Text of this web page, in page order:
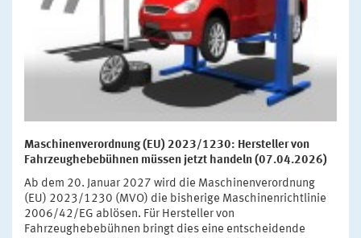
Maschinenverordnung (EU) 2023/1230: Hersteller von
Fahrzeughebebühnen müssen jetzt handeln (07.04.2026)
Ab dem 20. Januar 2027 wird die Maschinenverordnung
(EU) 2023/1230 (MVO) die bisherige Maschinenrichtlinie
2006/42/EG ablösen. Für Hersteller von
Fahrzeughebebühnen bringt dies eine entscheidende